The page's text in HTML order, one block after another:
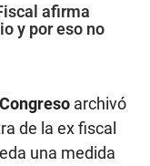
afirma
y por eso no
Congreso archivó
de la ex fiscal
una medida